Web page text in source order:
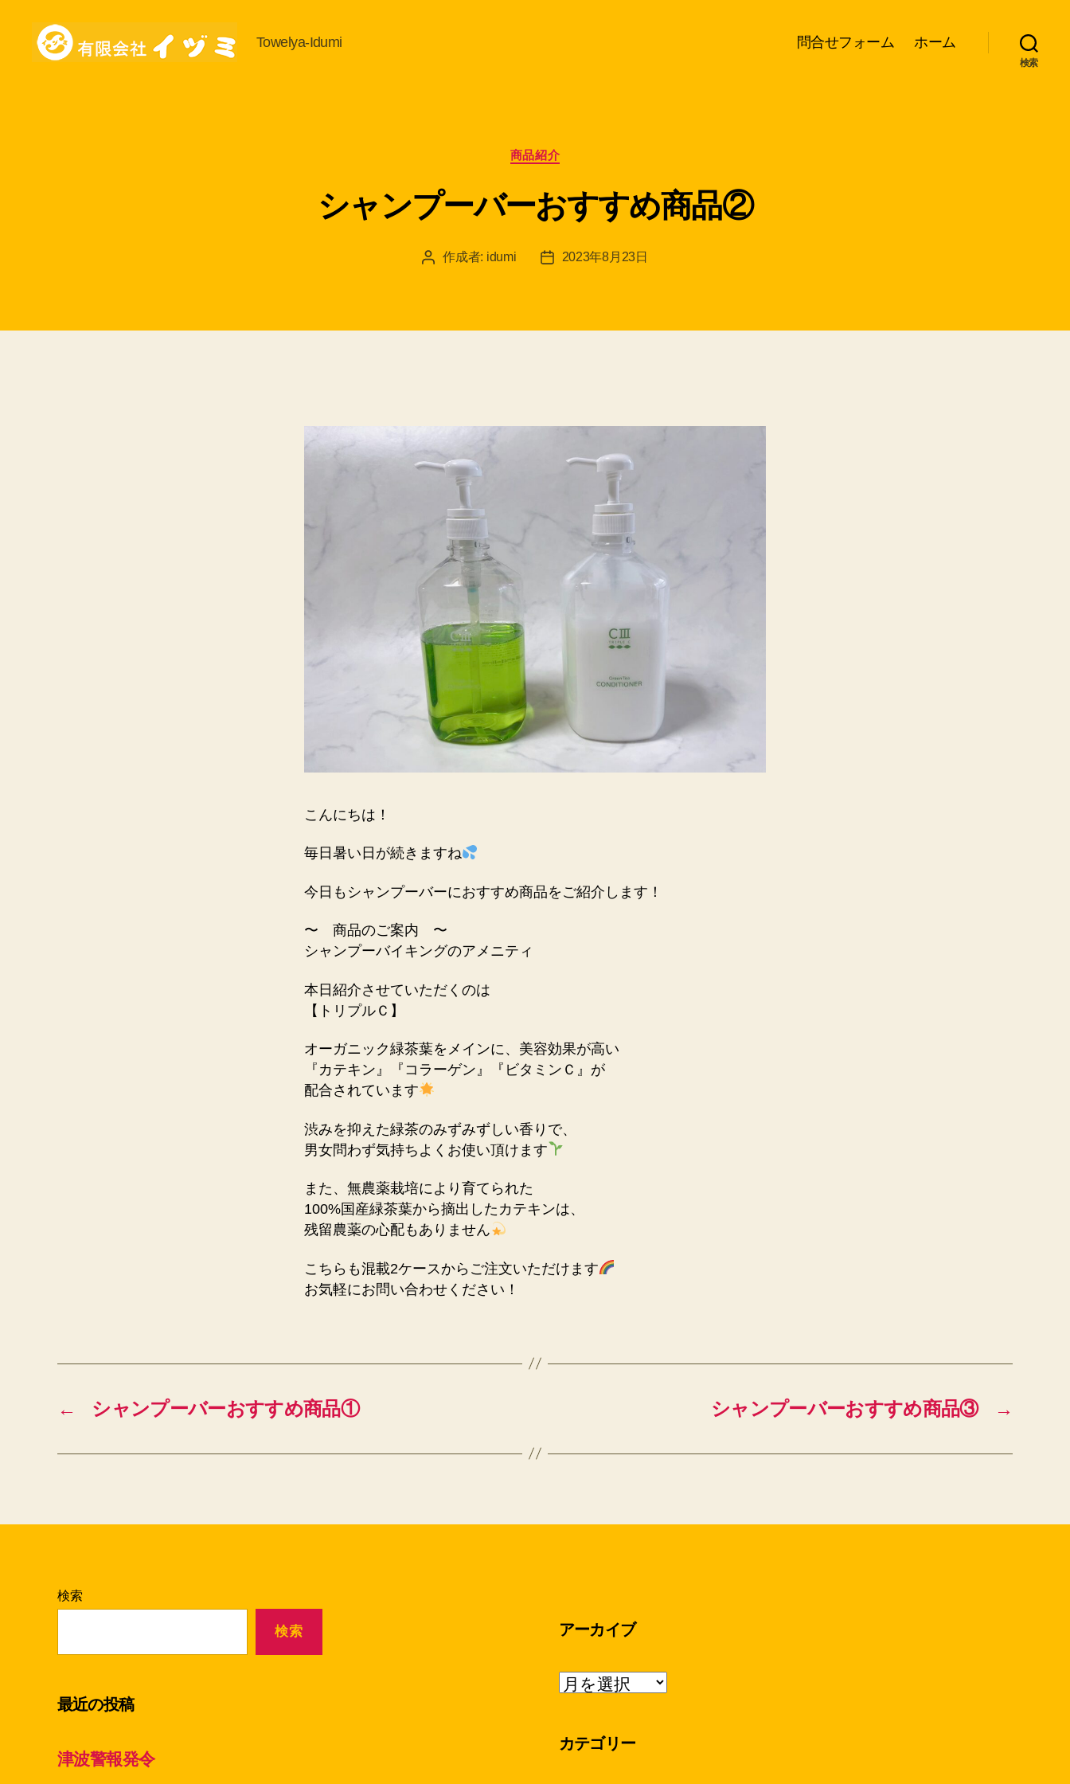
Towelya-Idumi 問合せフォーム ホーム
検索
カ
テ
リ
ー
商品紹介
シャンプーバーおすすめ商品②
投 作成者: idumi
投
2023年8月23日
こんにちは！
毎日暑い日が続きますね
今日もシャンプーバーにおすすめ商品をご紹介します！
〜 商品のご案内 〜
シャンプーバイキングのアメニティ
本日紹介させていただくのは
【トリプルＣ】
オーガニック緑茶葉をメインに、美容効果が高い
『カテキン』『コラーゲン』『ビタミンＣ』が
配合されています
渋みを抑えた緑茶のみずみずしい香りで、
男女問わず気持ちよくお使い頂けます
また、無農薬栽培により育てられた
100%国産緑茶葉から摘出したカテキンは、
残留農薬の心配もありません
こちらも混載2ケースからご注文いただけます
お気軽にお問い合わせください！
← シャンプーバーおすすめ商品① →
シャンプーバーおすすめ商品③
検索
検索
最近の投稿
津波警報発令
アーカイブ
ア
ー
ブ
カテゴリー